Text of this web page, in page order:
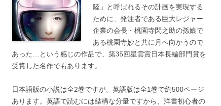
陸」と呼ばれるその計画を実現する
ために、発注者である巨大レジャー
企業の会長・桃園寺閃之助の孫娘で
ある桃園寺妙と共に月へ向かうので
あった…という感じの作品で、第35回星雲賞日本長編部門賞を
受賞した名作でもあります。
日本語版の小説は全2巻ですが、英語版は全1巻で約500ページ
あります。英語で読むには結構な分量ですから、洋書初心者の